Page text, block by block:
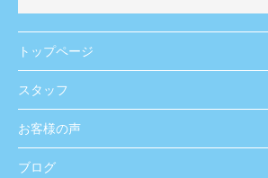
トップページ
スタッフ
お客様の声
ブログ